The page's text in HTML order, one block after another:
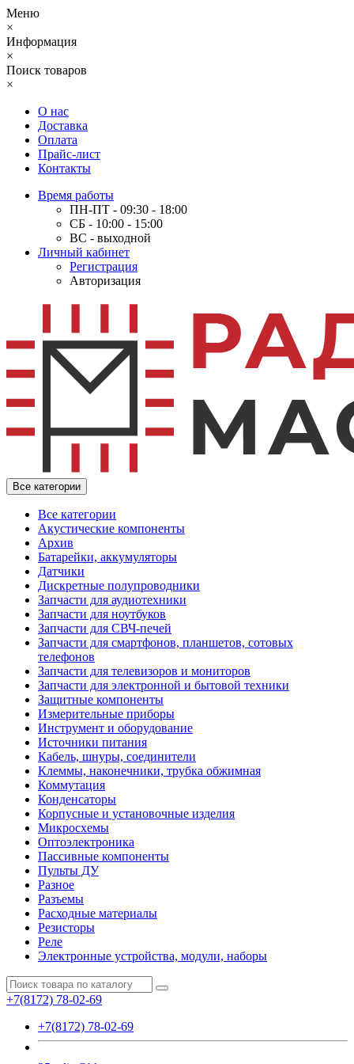
Меню
×
Информация
×
Поиск товаров
×
О нас
Доставка
Оплата
Прайс-лист
Контакты
Время работы
ПН-ПТ - 09:30 - 18:00
СБ - 10:00 - 15:00
ВС - выходной
Личный кабинет
Регистрация
Авторизация
Все категории
Все категории
Акустические компоненты
Архив
Батарейки, аккумуляторы
Датчики
Дискретные полупроводники
Запчасти для аудиотехники
Запчасти для ноутбуков
Запчасти для СВЧ-печей
Запчасти для смартфонов, планшетов, сотовых
телефонов
Запчасти для телевизоров и мониторов
Запчасти для электронной и бытовой техники
Защитные компоненты
Измерительные приборы
Инструмент и оборудование
Источники питания
Кабель, шнуры, соединители
Клеммы, наконечники, трубка обжимная
Коммутация
Конденсаторы
Корпусные и установочные изделия
Микросхемы
Оптоэлектроника
Пассивные компоненты
Пульты ДУ
Разное
Разъемы
Расходные материалы
Резисторы
Реле
Электронные устройства, модули, наборы
+7(8172) 78-02-69
+7(8172) 78-02-69